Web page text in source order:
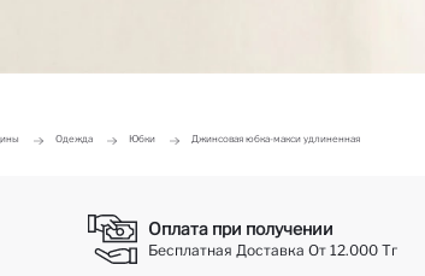
Одежда Юбки Джинсовая юбка-макси удлиненная
Оплата при получении
Бесплатная Доставка От 12.000 Тг